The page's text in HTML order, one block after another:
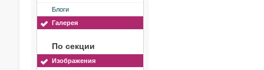
Блоги
Галерея
По секции
Изображения